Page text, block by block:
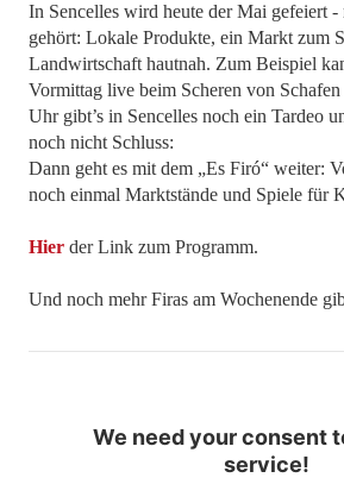
In Sencelles wird heute der Mai gefeiert -
gehört: Lokale Produkte, ein Markt zum
Landwirtschaft hautnah. Zum Beispiel
Vormittag live beim Scheren von
Uhr gibt’s in Sencelles noch ein Tardeo
noch nicht Schluss:
Dann geht es mit dem „Es Firó“ weiter:
noch einmal Marktstände und Spiele für
Hier der Link zum Programm.
Und noch mehr Firas am Wochenende
We need your consent
service!